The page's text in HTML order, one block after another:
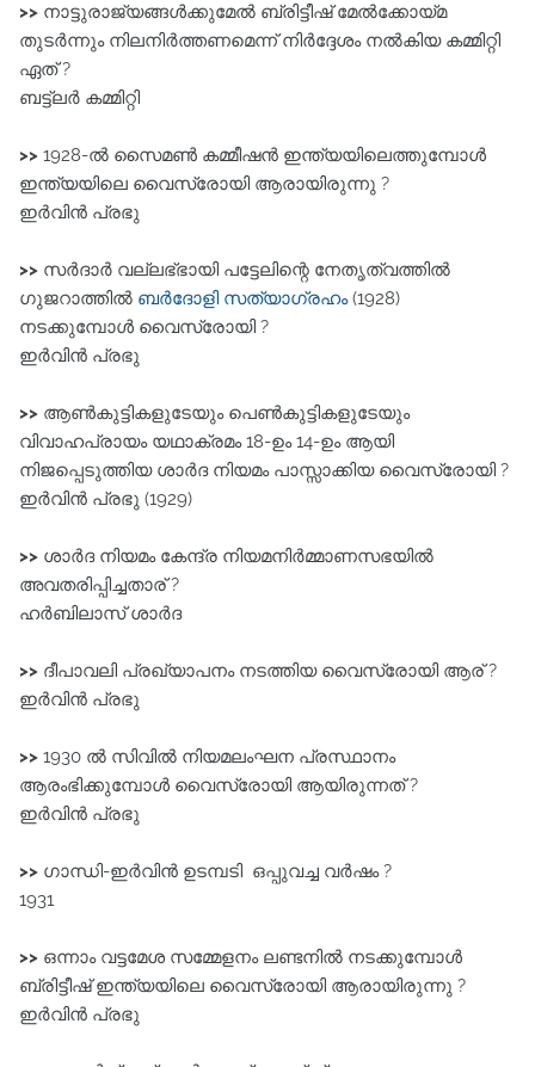
>> നാട്ടുരാജ്യങ്ങൾക്കുമേൽ ബ്രിട്ടീഷ്‌ മേൽക്കോയ്മ
തുടർന്നും നിലനിർത്തണമെന്ന്‌ നിർദ്ദേശം നൽകിയ കമ്മിറ്റി
ഏത് ?
ബട്ട്ലർ കമ്മിറ്റി
>> 1928-ൽ സൈമൺ കമ്മീഷൻ ഇന്ത്യയിലെത്തുമ്പോൾ
ഇന്ത്യയിലെ വൈസ്രോയി ആരായിരുന്നു ?
ഇർവിൻ പ്രഭു
>> സർദാർ വല്ലഭ്ഭായി പട്ടേലിന്റെ നേതൃത്വത്തിൽ
ഗുജറാത്തിൽ ബർദോളി സത്യാഗ്രഹം(1928)
നടക്കുമ്പോൾ വൈസ്രോയി ?
ഇർവിൻ പ്രഭു
>> ആൺകുട്ടികളുടേയും പെൺകുട്ടികളുടേയും
വിവാഹപ്രായം യഥാക്രമം 18-ഉം 14-ഉം ആയി
നിജപ്പെടുത്തിയ ശാർദ നിയമം പാസ്സാക്കിയ വൈസ്രോയി ?
ഇർവിൻ പ്രഭു (1929)
>> ശാർദ നിയമം കേന്ദ്ര നിയമനിർമ്മാണസഭയിൽ
അവതരിപ്പിച്ചതാര് ?
ഹർബിലാസ്‌ ശാർദ
>> ദീപാവലി പ്രഖ്യാപനം നടത്തിയ വൈസ്രോയി ആര് ?
ഇർവിൻ പ്രഭു
>> 1930 ൽ സിവിൽ നിയമലംഘന പ്രസ്ഥാനം
ആരംഭിക്കുമ്പോൾ വൈസ്രോയി ആയിരുന്നത് ?
ഇർവിൻ പ്രഭു
>> ഗാന്ധി-ഇർവിൻ ഉടമ്പടി ഒപ്പുവച്ച വർഷം ?
1931
>> ഒന്നാം വട്ടമേശ സമ്മേളനം ലണ്ടനിൽ നടക്കുമ്പോൾ
ബ്രിട്ടീഷ്‌ ഇന്ത്യയിലെ വൈസ്രോയി ആരായിരുന്നു ?
ഇർവിൻ പ്രഭു